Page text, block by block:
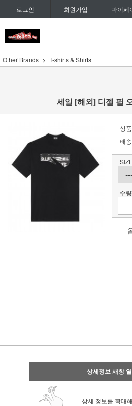
로그인 회원가입 마이페
Other Brands T-shirts & Shirts
세일 [해외] 디젤 필
상
배
SIZE
수량
상세정보 새창
상세 정보를 확대